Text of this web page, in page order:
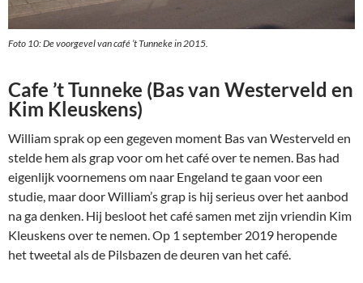
Foto 10: De voorgevel van café ’t Tunneke in 2015.
Cafe ’t Tunneke (Bas van Westerveld en
Kim Kleuskens)
William sprak op een gegeven moment Bas van Westerveld en
stelde hem als grap voor om het café over te nemen. Bas had
eigenlijk voornemens om naar Engeland te gaan voor een
studie, maar door William’s grap is hij serieus over het aanbod
na ga denken. Hij besloot het café samen met zijn vriendin Kim
Kleuskens over te nemen. Op 1 september 2019 heropende
het tweetal als de Pilsbazen de deuren van het café.